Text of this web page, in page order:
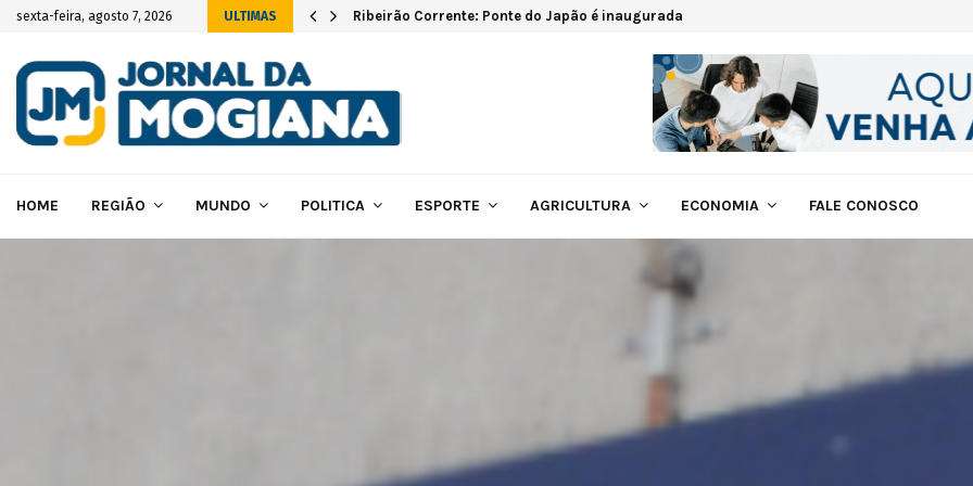
sexta-feira, agosto 7, 2026 ULTIMAS
instalações… Ribeirão Corrente: Ponte do Japão é inaugurada
HOME REGIÃO MUNDO POLITICA ESPORTE AGRICULTURA ECONOMIA FALE CONOSCO